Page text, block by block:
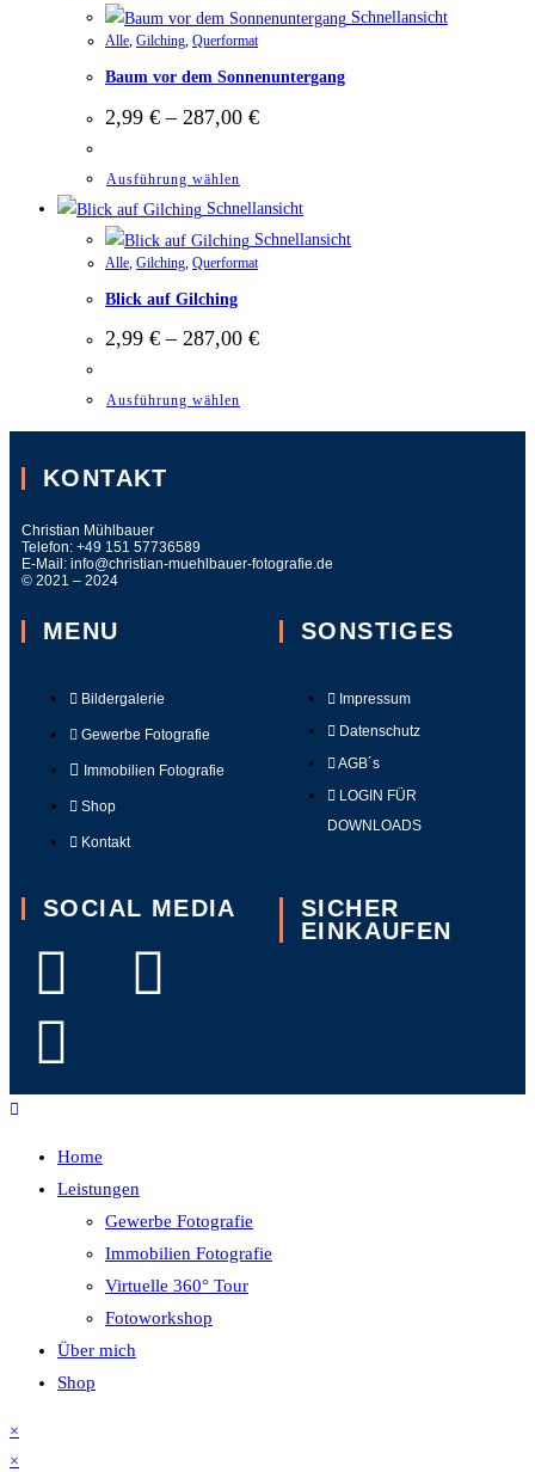
Schnellansicht
Alle, Gilching, Querformat
Baum vor dem Sonnenuntergang
2,99 € – 287,00 €
Ausführung wählen
Schnellansicht
Schnellansicht
Alle, Gilching, Querformat
Blick auf Gilching
2,99 € – 287,00 €
Ausführung wählen
KONTAKT
Christian Mühlbauer
Telefon: +49 151 57736589
E-Mail: info@christian-muehlbauer-fotografie.de
© 2021 – 2024
MENU
Bildergalerie
Gewerbe Fotografie
Immobilien Fotografie
Shop
Kontakt
SONSTIGES
Impressum
Datenschutz
AGB´s
LOGIN FÜR
DOWNLOADS
SOCIAL MEDIA
SICHER
EINKAUFEN
Home
Leistungen
Gewerbe Fotografie
Immobilien Fotografie
Virtuelle 360° Tour
Fotoworkshop
Über mich
Shop
×
×